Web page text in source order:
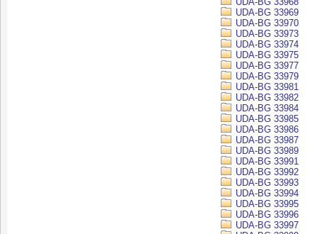
UDA-BG 33969
UDA-BG 33970
UDA-BG 33973
UDA-BG 33974
UDA-BG 33975
UDA-BG 33977
UDA-BG 33979
UDA-BG 33981
UDA-BG 33982
UDA-BG 33984
UDA-BG 33985
UDA-BG 33986
UDA-BG 33987
UDA-BG 33989
UDA-BG 33991
UDA-BG 33992
UDA-BG 33993
UDA-BG 33994
UDA-BG 33995
UDA-BG 33996
UDA-BG 33997